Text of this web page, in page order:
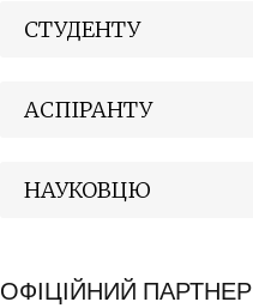
СТУДЕНТУ
АСПІРАНТУ
НАУКОВЦЮ
ОФІЦІЙНИЙ ПАРТНЕР